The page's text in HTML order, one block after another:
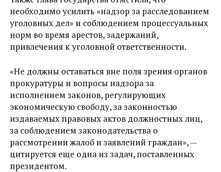
необходимо усилить «надзор за расследованием
уголовных дел» и соблюдением процессуальных
норм во время арестов, задержаний,
привлечения к уголовной ответственности.
«Не должны оставаться вне поля зрения органов
прокуратуры и вопросы надзора за
исполнением законов, регулирующих
экономическую свободу, за законностью
издаваемых правовых актов должностных лиц,
за соблюдением законодательства о
рассмотрении жалоб и заявлений граждан», —
цитируется еще одна из задач, поставленных
президентом.